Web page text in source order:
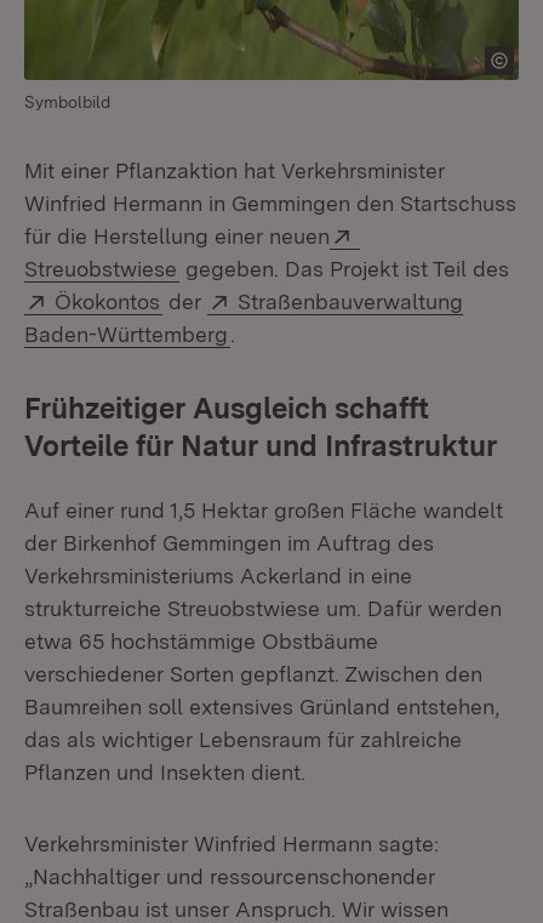
Symbolbild
Mit einer Pflanzaktion hat Verkehrsminister
Winfried Hermann in Gemmingen den Startschuss
für die Herstellung einer neuen
Streuobstwiese (Öffnet in neuem Fenster)
gegeben. Das Projekt ist Teil des
Extern:
Ökokontos (Öffnet in neuem Fenster)
der Extern:
Straßenbauverwaltung
Baden-Württemberg
Frühzeitiger Ausgleich schafft
Vorteile für Natur und Infrastruktur
Auf einer rund 1,5 Hektar großen Fläche wandelt
der Birkenhof Gemmingen im Auftrag des
Verkehrsministeriums Ackerland in eine
strukturreiche Streuobstwiese um. Dafür werden
etwa 65 hochstämmige Obstbäume
verschiedener Sorten gepflanzt. Zwischen den
Baumreihen soll extensives Grünland entstehen,
das als wichtiger Lebensraum für zahlreiche
Pflanzen und Insekten dient.
Verkehrsminister Winfried Hermann sagte:
„Nachhaltiger und ressourcenschonender
Straßenbau ist unser Anspruch. Wir wissen